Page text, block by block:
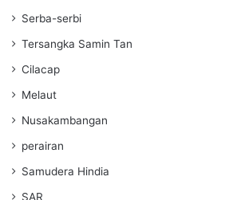
Serba-serbi
Tersangka Samin Tan
Cilacap
Melaut
Nusakambangan
perairan
Samudera Hindia
SAR